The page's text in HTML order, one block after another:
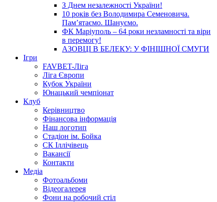
З Днем незалежності України!
10 років без Володимира Семеновича.
Пам’ятаємо. Шануємо.
ФК Маріуполь – 64 роки незламності та віри
в перемогу!
АЗОВЦІ В БЕЛЕКУ: У ФІНІШНОЇ СМУГИ
Ігри
FAVBET-Ліга
Ліга Європи
Кубок України
Юнацький чемпіонат
Клуб
Керівництво
Фінансова інформація
Наш логотип
Стадіон ім. Бойка
СК Іллічівець
Вакансії
Контакти
Медіа
Фотоальбоми
Відеогалерея
Фони на робочий стіл